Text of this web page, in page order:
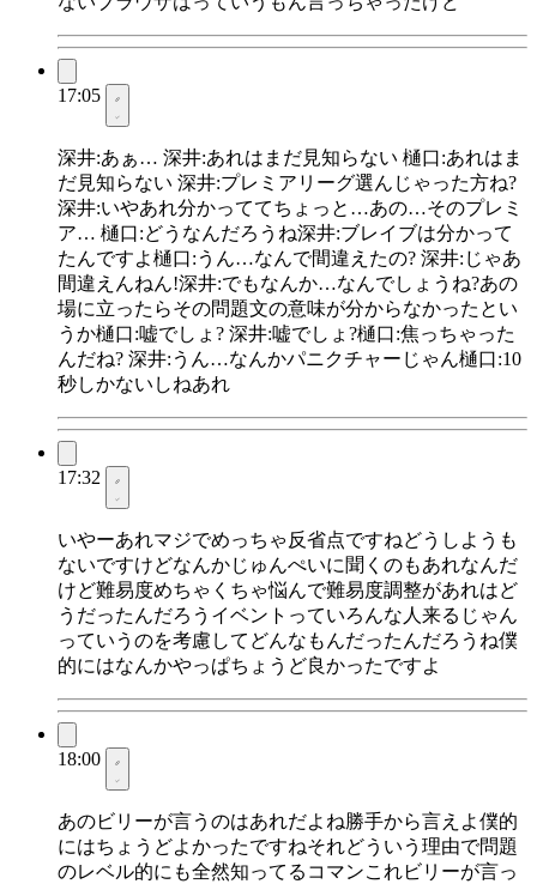
17:05
深井:あぁ… 深井:あれはまだ見知らない 樋口:あれはま
だ見知らない 深井:プレミアリーグ選んじゃった方ね?
深井:いやあれ分かっててちょっと…あの…そのプレミ
ア… 樋口:どうなんだろうね深井:ブレイブは分かって
たんですよ樋口:うん…なんで間違えたの? 深井:じゃあ
間違えんねん!深井:でもなんか…なんでしょうね?あの
場に立ったらその問題文の意味が分からなかったとい
うか樋口:嘘でしょ? 深井:嘘でしょ?樋口:焦っちゃった
んだね? 深井:うん…なんかパニクチャーじゃん樋口:10
秒しかないしねあれ
17:32
いやーあれマジでめっちゃ反省点ですねどうしようも
ないですけどなんかじゅんぺいに聞くのもあれなんだ
けど難易度めちゃくちゃ悩んで難易度調整があれはど
うだったんだろうイベントっていろんな人来るじゃん
っていうのを考慮してどんなもんだったんだろうね僕
的にはなんかやっぱちょうど良かったですよ
18:00
あのビリーが言うのはあれだよね勝手から言えよ僕的
にはちょうどよかったですねそれどういう理由で問題
のレベル的にも全然知ってるコマンこれビリーが言っ